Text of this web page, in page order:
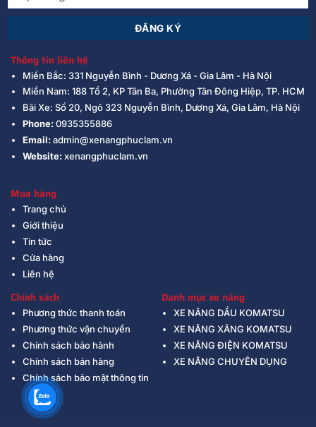
Thông tin liên hệ
Miền Bắc: 331 Nguyễn Bình - Dương Xá - Gia Lâm - Hà Nội
Miền Nam: 188 Tổ 2, KP Tân Ba, Phường Tân Đông Hiệp, TP. HCM
Bãi Xe: Số 20, Ngõ 323 Nguyễn Bình, Dương Xá, Gia Lâm, Hà Nội
Phone:0935355886
Email:admin@xenangphuclam.vn
Website:xenangphuclam.vn
Mua hàng
Trang chủ
Giới thiệu
Tin tức
Cửa hàng
Liên hệ
Chính sách
Phương thức thanh toán
Phương thức vận chuyển
Chính sách bảo hành
Chính sách bán hàng
Chính sách bảo mật thông tin
Danh mục xe nâng
XE NÂNG DẦU KOMATSU
XE NÂNG XĂNG KOMATSU
XE NÂNG ĐIỆN KOMATSU
XE NÂNG CHUYÊN DỤNG